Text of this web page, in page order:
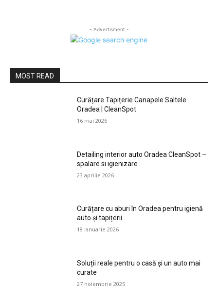
- Advertisment -
MOST READ
Curățare Tapițerie Canapele Saltele
Oradea | CleanSpot
16 mai 2026
Detailing interior auto Oradea CleanSpot –
spalare si igienizare
23 aprilie 2026
Curățare cu aburi în Oradea pentru igienă
auto și tapițerii
18 ianuarie 2026
Soluții reale pentru o casă și un auto mai
curate
27 noiembrie 2025